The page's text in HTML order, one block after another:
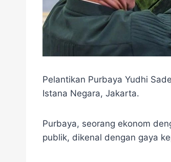
Pelantikan Purbaya Yudhi
Istana Negara, Jakarta.
Purbaya, seorang ekonom
publik, dikenal dengan gaya